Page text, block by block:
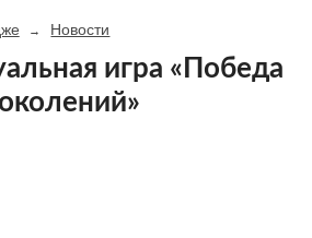
→ Новости
игра «Победа